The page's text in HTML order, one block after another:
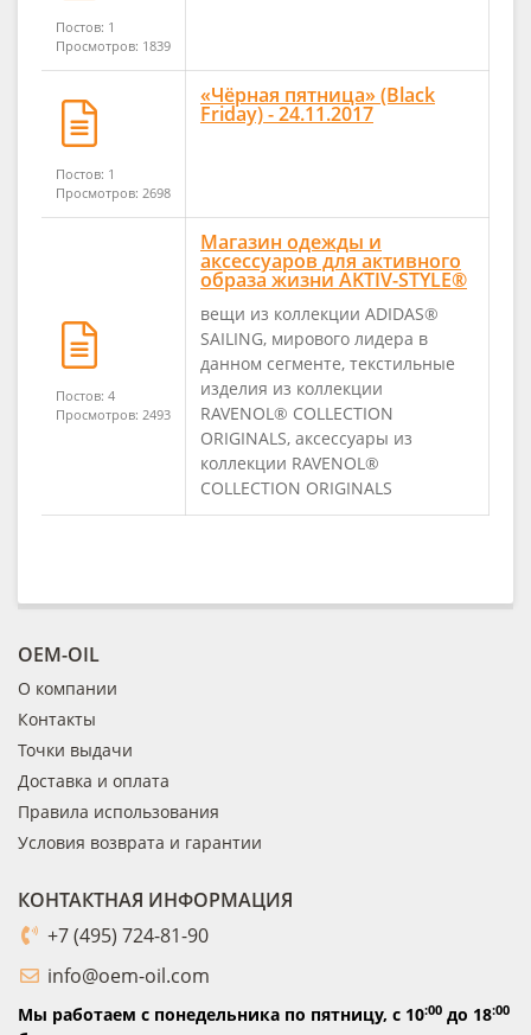
Постов: 1
Просмотров: 1839
Постов: 1
Просмотров: 2698
«Чёрная пятница» (Black
Friday) - 24.11.2017
Постов: 4
Просмотров: 2493
Магазин одежды и
аксессуаров для активного
образа жизни AKTIV-STYLE®
вещи из коллекции ADIDAS®
SAILING, мирового лидера в
данном сегменте, текстильные
изделия из коллекции
RAVENOL® COLLECTION
ORIGINALS, аксессуары из
коллекции RAVENOL®
COLLECTION ORIGINALS
OEM-OIL
О компании
Контакты
Точки выдачи
Доставка и оплата
Правила использования
Условия возврата и гарантии
КОНТАКТНАЯ ИНФОРМАЦИЯ
+7 (495) 724-81-90
info@oem-oil.com
Мы работаем с понедельника по пятницу, с 10:00 до 18:00